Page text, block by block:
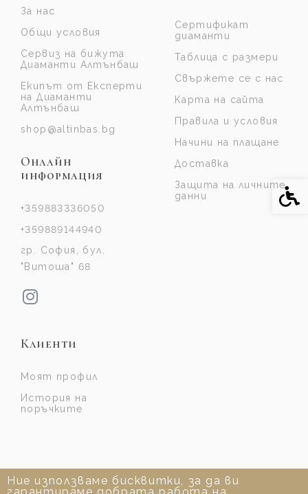
Ние използваме бисквитки, за да ви
За нас
Общи условия
Сервиз на бижута
Диаманти Алтънбаш
Екипът от Експерти
на Диаманти
Алтънбаш
shop@altinbas.bg
Онлайн
информация
+359883336050
+359889144940
гр. София, бул.
"Витоша" 68
Сертификат
диаманти
Таблица с размери
Свържете се с нас
Карта на сайта
Правила и условия
Начини на плащане
Доставка
Защита на личните
данни
Клиенти
Моят профил
История на
поръчките